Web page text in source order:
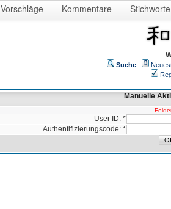
Vorschläge Kommentare Stichworte
Suche
Manuelle
User ID: *
Authentifizierungscode: *